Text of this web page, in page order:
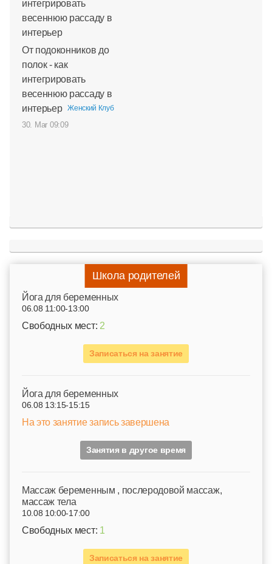
От подоконников до
полок - как
интегрировать
весеннюю рассаду в
интерьер
Женский Клуб
30. Mar 09:09
Школа родителей
Йога для беременных
06.08 11:00-13:00
Свободных мест: 2
Записаться на занятие
Йога для беременных
06.08 13:15-15:15
На это занятие запись завершена
Занятия в другое время
Mассаж беременным , послеродовой массаж,
массаж тела
10.08 10:00-17:00
Свободных мест: 1
Записаться на занятие